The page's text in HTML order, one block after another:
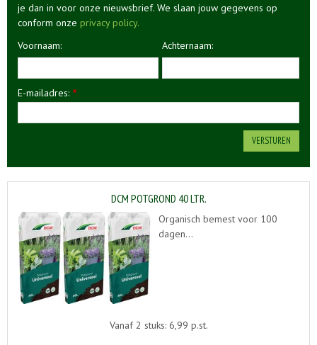
je dan in voor onze nieuwsbrief. We slaan jouw gegevens op
conform onze privacy policy.
Voornaam:
Achternaam:
E-mailadres: *
DCM POTGROND 40 LTR.
Organisch bemest voor 100
dagen…
Vanaf 2 stuks: 6,99 p.st.